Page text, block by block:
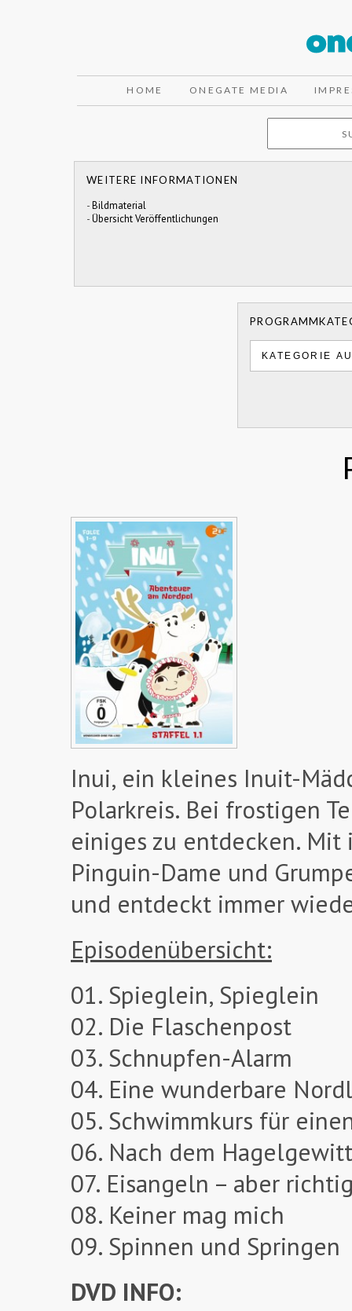
HOME ONEGATE MEDIA
WEITERE INFORMATIONEN
-Bildmaterial
-Übersicht Veröffentlichungen
Inui, ein kleines Inuit-
Polarkreis. Bei frostigen
einiges zu entdecken. Mit
Pinguin-Dame und
und entdeckt immer
Episodenübersicht:
01. Spieglein, Spieglein
02. Die Flaschenpost
03. Schnupfen-Alarm
04. Eine wunderbare
05. Schwimmkurs für
06. Nach dem
07. Eisangeln – aber
08. Keiner mag mich
09. Spinnen und Springen
DVD INFO: